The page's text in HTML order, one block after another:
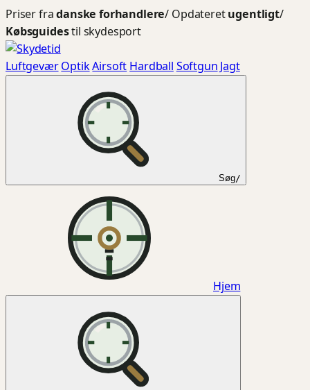
Spring
til
indhold
Priser fradanske forhandlere/ Opdateretugentligt/
Købsguidestil skydesport
Luftgevær OptikAirsoft Hardball Softgun Jagt
Søg/
Hjem